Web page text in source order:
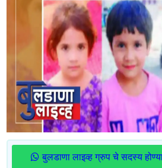
बुलडाणा लाइव्ह ग्रुप चे सदस्य